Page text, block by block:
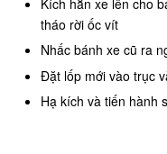
tháo rời ốc vít
Nhấc bánh xe cũ ra
Đặt lốp mới vào trục
Hạ kích và tiến hành